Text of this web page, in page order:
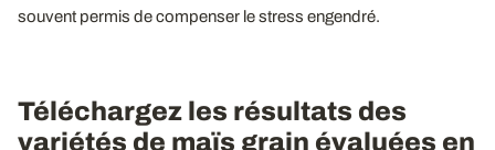
souvent permis de compenser le stress engendré.
Téléchargez les résultats des
variétés de maïs grain évaluées en